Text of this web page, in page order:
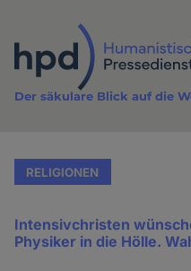
Inhalt
Der säkulare Blick auf die
RELIGIONEN
Intensivchristen
Physiker in die Hölle.